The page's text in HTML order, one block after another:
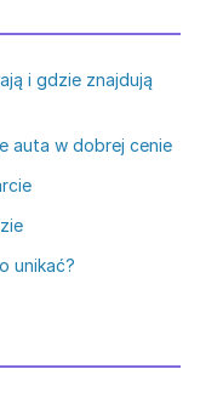
i gdzie znajdują
auta w dobrej cenie
unikać?